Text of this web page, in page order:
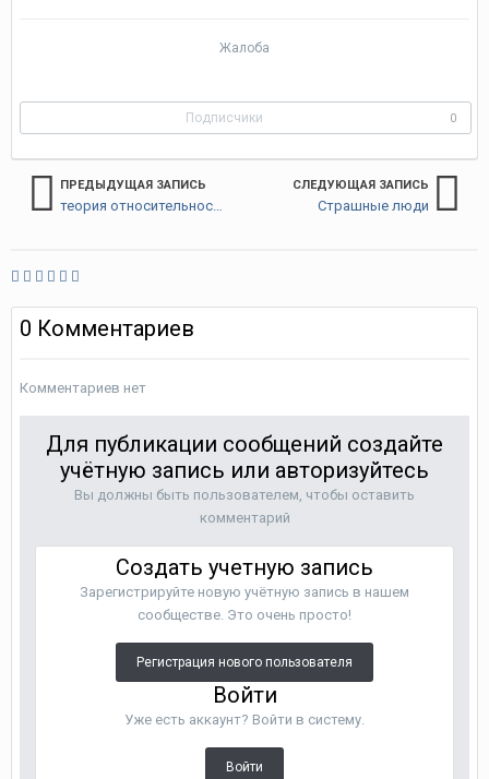
Жалоба
Подписчики 0
ПРЕДЫДУЩАЯ ЗАПИСЬ СЛЕДУЮЩАЯ ЗАПИСЬ
Страшные люди
0 Комментариев
Комментариев нет
Для публикации сообщений создайте
учётную запись или авторизуйтесь
Вы должны быть пользователем, чтобы оставить
комментарий
Создать учетную запись
Зарегистрируйте новую учётную запись в нашем
сообществе. Это очень просто!
Регистрация нового пользователя
Войти
Уже есть аккаунт? Войти в систему.
Войти